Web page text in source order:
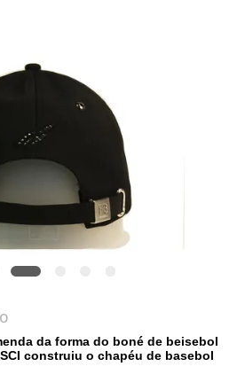
da forma do boné de beisebol
construiu o chapéu de basebol